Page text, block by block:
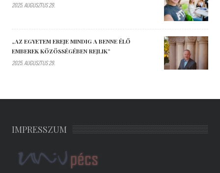
2025. AUGUSZTUS 29.
„AZ EGYETEM EREJE MINDIG A BENNE ÉLŐ
EMBEREK KÖZÖSSÉGÉBEN REJLIK”
2025. AUGUSZTUS 29.
IMPRESSZUM